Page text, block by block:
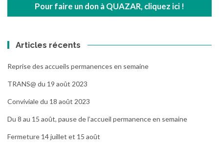
Pour faire un don à QUAZAR, cliquez ici !
Articles récents
Reprise des accueils permanences en semaine
TRANS@ du 19 août 2023
Conviviale du 18 août 2023
Du 8 au 15 août, pause de l’accueil permanence en semaine
Fermeture 14 juillet et 15 août